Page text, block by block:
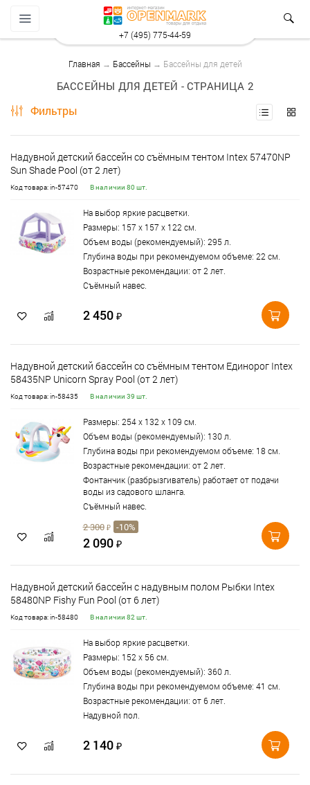
+7 (495) 775-44-59
Главная → Бассейны → Бассейны для детей
БАССЕЙНЫ ДЛЯ ДЕТЕЙ - СТРАНИЦА 2
Фильтры
Надувной детский бассейн со съёмным тентом Intex 57470NP
Sun Shade Pool (от 2 лет)
Код товара: in-57470 В наличии 80 шт.
На выбор яркие расцветки.
Размеры: 157 х 157 х 122 см.
Объем воды (рекомендуемый): 295 л.
Глубина воды при рекомендуемом объеме: 22 см.
Возрастные рекомендации: от 2 лет.
Съёмный навес.
2 450₽
Надувной детский бассейн со съёмным тентом Единорог Intex
58435NP Unicorn Spray Pool (от 2 лет)
Код товара: in-58435 В наличии 39 шт.
Размеры: 254 х 132 х 109 см.
Объем воды (рекомендуемый): 130 л.
Глубина воды при рекомендуемом объеме: 18 см.
Возрастные рекомендации: от 2 лет.
Фонтанчик (разбрызгиватель) работает от подачи
воды из садового шланга.
Съёмный навес.
2 300 ₽ -10%
2 090₽
Надувной детский бассейн с надувным полом Рыбки Intex
58480NP Fishy Fun Pool (от 6 лет)
Код товара: in-58480 В наличии 82 шт.
На выбор яркие расцветки.
Размеры: 152 х 56 см.
Объем воды (рекомендуемый): 360 л.
Глубина воды при рекомендуемом объеме: 41 см.
Возрастные рекомендации: от 6 лет.
Надувной пол.
2 140₽